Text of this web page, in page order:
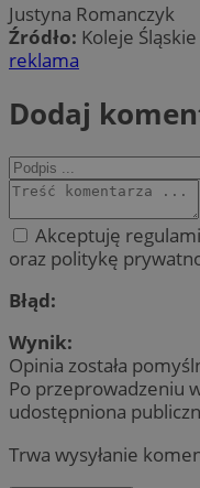
Justyna Romanczyk
Źródło: Koleje Śląskie
reklama
Dodaj
Akceptuję
oraz politykę
Błąd:
Wynik:
Opinia została
Po przeprowadzeniu
udostępniona
Trwa wysyłanie